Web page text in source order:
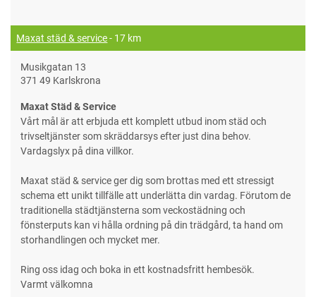
Maxat städ & service- 17 km
Musikgatan 13
371 49 Karlskrona
Maxat Städ & Service
Vårt mål är att erbjuda ett komplett utbud inom städ och
trivseltjänster som skräddarsys efter just dina behov.
Vardagslyx på dina villkor.
Maxat städ & service ger dig som brottas med ett stressigt
schema ett unikt tillfälle att underlätta din vardag. Förutom de
traditionella städtjänsterna som veckostädning och
fönsterputs kan vi hålla ordning på din trädgård, ta hand om
storhandlingen och mycket mer.
Ring oss idag och boka in ett kostnadsfritt hembesök.
Varmt välkomna